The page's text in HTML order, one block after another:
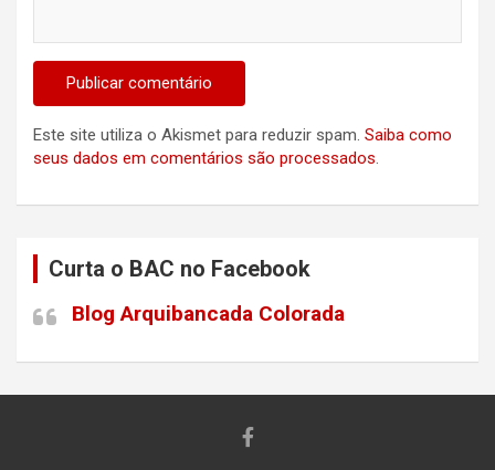
Este site utiliza o Akismet para reduzir spam. Saiba como
seus dados em comentários são processados.
Curta o BAC no Facebook
Blog Arquibancada Colorada